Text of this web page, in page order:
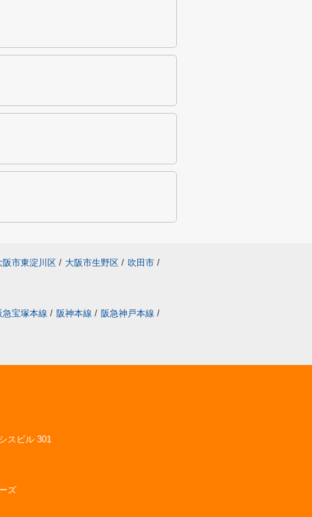
阪市東淀川区 / 大阪市生野区 / 吹田市 /
急宝塚本線 / 阪神本線 / 阪急神戸本線 /
スビル 301
ズ